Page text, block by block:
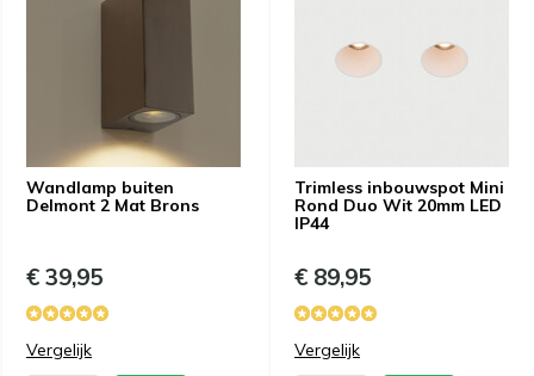
Wandlamp buiten
Delmont 2 Mat Brons
€ 39,95
Vergelijk
Trimless inbouwspot Mini
Rond Duo Wit 20mm LED
IP44
€ 89,95
Vergelijk